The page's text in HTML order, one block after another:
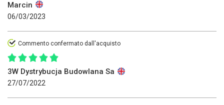
Marcin
06/03/2023
Commento confermato dall'acquisto
3W Dystrybucja Budowlana Sa
27/07/2022